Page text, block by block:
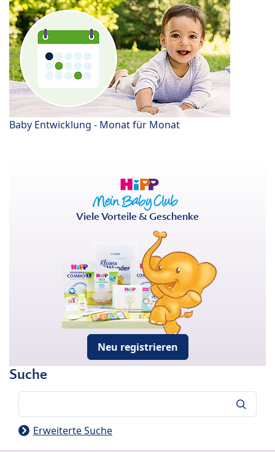
Baby Entwicklung - Monat für Monat
Viele Vorteile & Geschenke
Neu registrieren
Suche
Erweiterte Suche